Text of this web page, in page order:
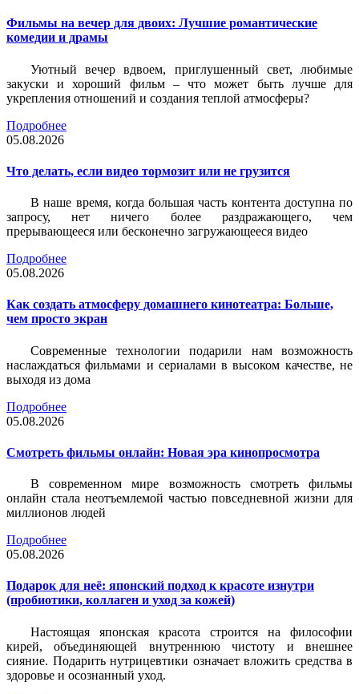
Фильмы на вечер для двоих: Лучшие романтические
комедии и драмы
Уютный вечер вдвоем, приглушенный свет, любимые
закуски и хороший фильм – что может быть лучше для
укрепления отношений и создания теплой атмосферы?
Подробнее
05.08.2026
Что делать, если видео тормозит или не грузится
В наше время, когда большая часть контента доступна по
запросу, нет ничего более раздражающего, чем
прерывающееся или бесконечно загружающееся видео
Подробнее
05.08.2026
Как создать атмосферу домашнего кинотеатра: Больше,
чем просто экран
Современные технологии подарили нам возможность
наслаждаться фильмами и сериалами в высоком качестве, не
выходя из дома
Подробнее
05.08.2026
Смотреть фильмы онлайн: Новая эра кинопросмотра
В современном мире возможность смотреть фильмы
онлайн стала неотъемлемой частью повседневной жизни для
миллионов людей
Подробнее
05.08.2026
Подарок для неё: японский подход к красоте изнутри
(пробиотики, коллаген и уход за кожей)
Настоящая японская красота строится на философии
кирей, объединяющей внутреннюю чистоту и внешнее
сияние. Подарить нутрицевтики означает вложить средства в
здоровье и осознанный уход.